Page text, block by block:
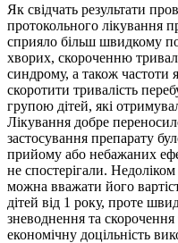
Як свідчать результати
протокольного лікування
сприяло більш швидкому
хворих, скороченню
синдрому, а також частоти
скоротити тривалість
групою дітей, які
Лікування добре
застосування препарату
прийому або небажаних
не спостерігали.
можна вважати його
дітей від 1 року, проте
зневоднення та скорочення
економічну доцільність